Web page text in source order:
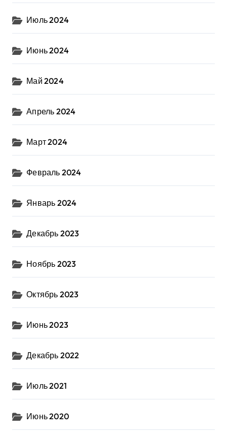
Июль 2024
Июнь 2024
Май 2024
Апрель 2024
Март 2024
Февраль 2024
Январь 2024
Декабрь 2023
Ноябрь 2023
Октябрь 2023
Июнь 2023
Декабрь 2022
Июль 2021
Июнь 2020